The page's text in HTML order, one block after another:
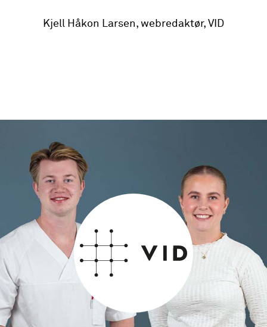
Kjell Håkon Larsen, webredaktør, VID